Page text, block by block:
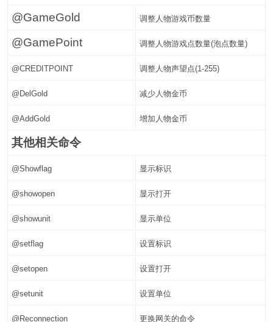
@GameGold
调整人物游戏币数量
@GamePoint 调整人物游戏点数量(泡点数量)
@CREDITPOINT 调整人物声望点(1-255)
@DelGold 减少人物金币
@AddGold 增加人物金币
其他相关命令
@Showflag 显示标识
@showopen 显示打开
@showunit 显示单位
@setflag 设置标识
@setopen 设置打开
@setunit 设置单位
@Reconnection 更换网关的命令